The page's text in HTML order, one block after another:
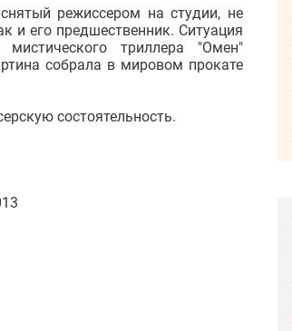
режиссером на студии, не
и его предшественник. Ситуация
триллера "Омен"
собрала в мировом прокате
состоятельность.